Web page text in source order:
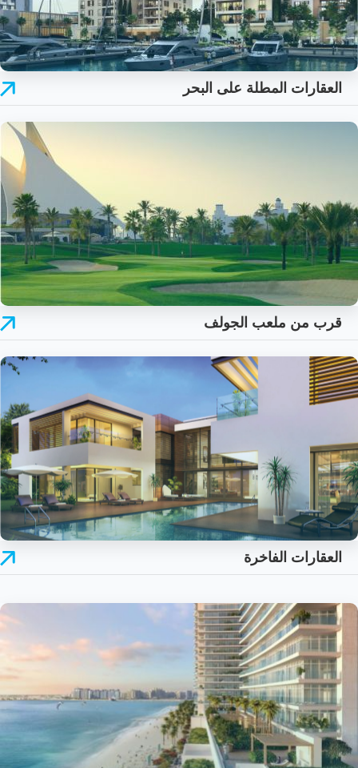
العقارات المطلة على البحر
قرب من ملعب الجولف
العقارات الفاخرة